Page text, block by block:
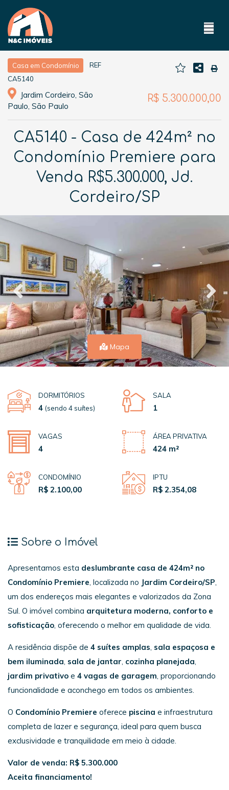
Casa em Condomínio
REF
CA5140
Jardim Cordeiro, São
Paulo, São Paulo
R$ 5.300.000,00
CA5140 - Casa de 424m² no
Condomínio Premiere para
Venda R$5.300.000, Jd.
Cordeiro/SP
Mapa
DORMITÓRIOS
4 (sendo 4 suítes)
SALA
1
VAGAS
4
ÁREA PRIVATIVA
424 m²
CONDOMÍNIO
R$ 2.100,00
IPTU
R$ 2.354,08
Sobre o Imóvel
Apresentamos esta deslumbrante casa de 424m² no
Condomínio Premiere, localizada no Jardim Cordeiro/SP,
um dos endereços mais elegantes e valorizados da Zona
Sul. O imóvel combina arquitetura moderna, conforto e
sofisticação, oferecendo o melhor em qualidade de vida.
A residência dispõe de 4 suítes amplas, sala espaçosa e
bem iluminada, sala de jantar, cozinha planejada,
jardim privativo e 4 vagas de garagem, proporcionando
funcionalidade e aconchego em todos os ambientes.
O Condomínio Premiere oferece piscina e infraestrutura
completa de lazer e segurança, ideal para quem busca
exclusividade e tranquilidade em meio à cidade.
Valor de venda: R$ 5.300.000
Aceita financiamento!